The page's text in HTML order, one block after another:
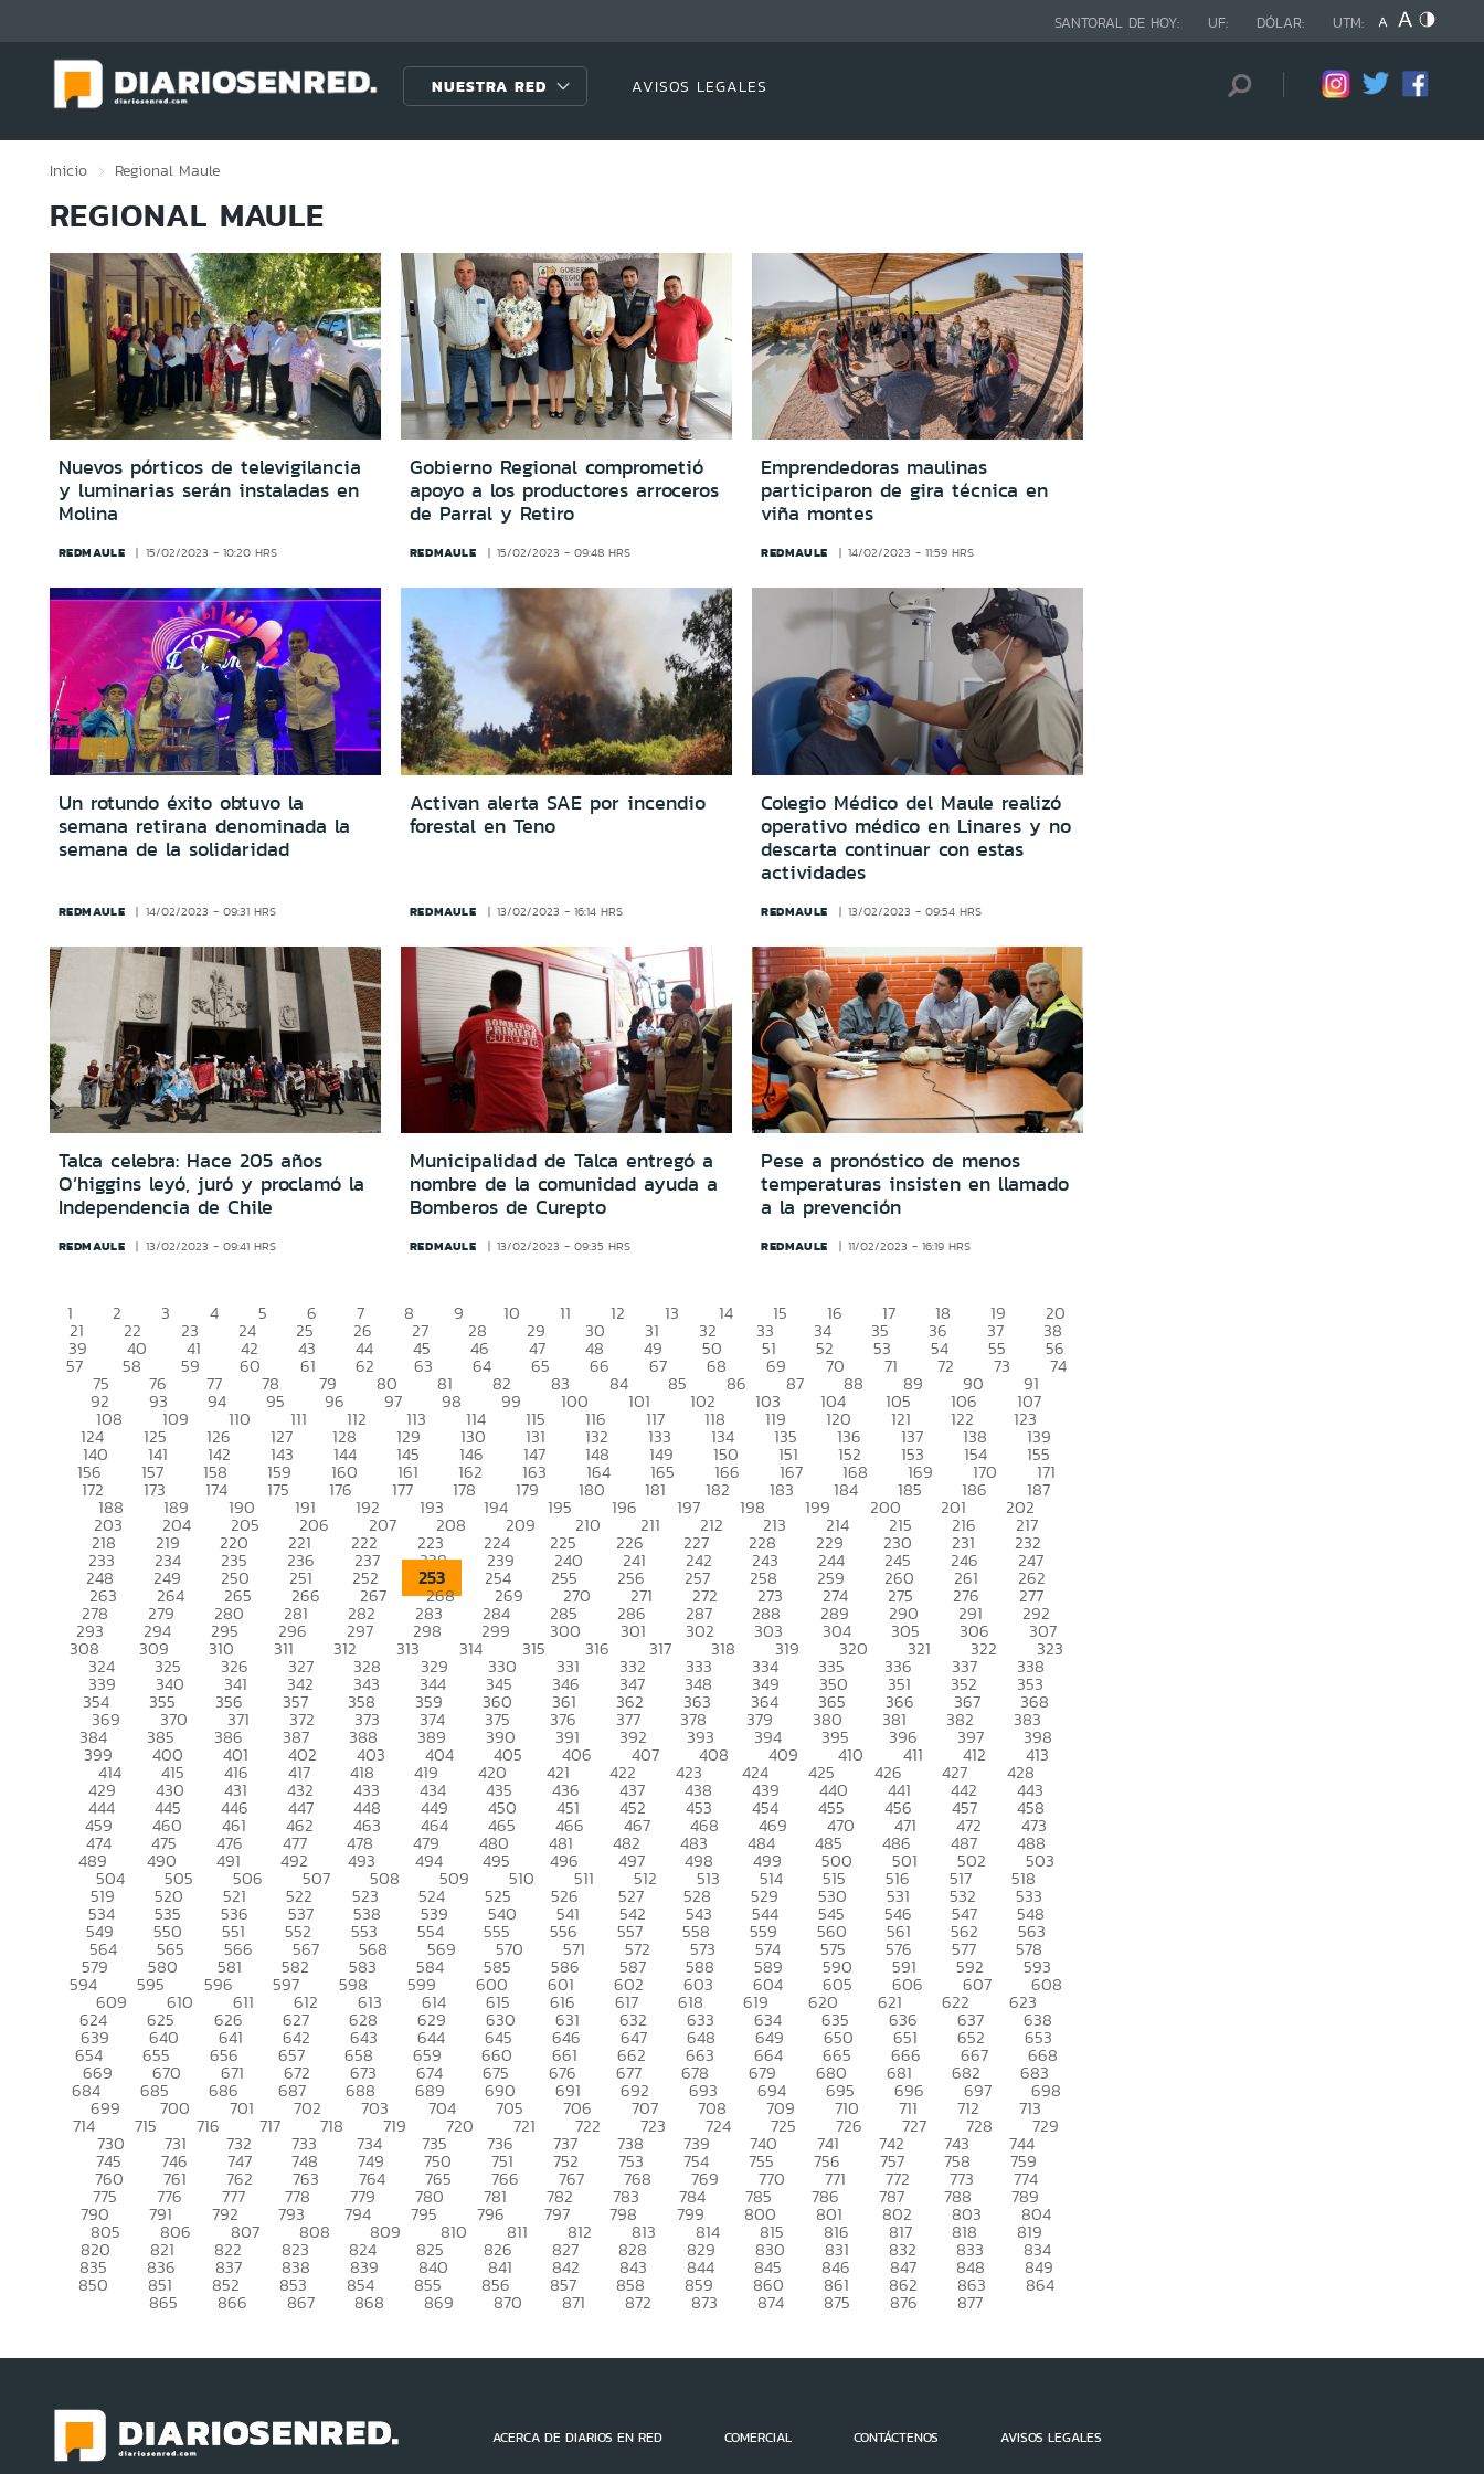
SANTORAL DE HOY: UF: DÓLAR: UTM:
NUESTRA RED AVISOS LEGALES
Inicio Regional Maule
REGIONAL MAULE
Nuevos pórticos de televigilancia
y luminarias serán instaladas en
Molina
REDMAULE 15/02/2023 - 10:20 HRS
Gobierno Regional comprometió
apoyo a los productores arroceros
de Parral y Retiro
REDMAULE 15/02/2023 - 09:48 HRS
Emprendedoras maulinas
participaron de gira técnica en
viña montes
REDMAULE 14/02/2023 - 11:59 HRS
Un rotundo éxito obtuvo la
semana retirana denominada la
semana de la solidaridad
REDMAULE 14/02/2023 - 09:31 HRS
Activan alerta SAE por incendio
forestal en Teno
REDMAULE 13/02/2023 - 16:14 HRS
Colegio Médico del Maule realizó
operativo médico en Linares y no
descarta continuar con estas
actividades
REDMAULE 13/02/2023 - 09:54 HRS
Talca celebra: Hace 205 años
O’higgins leyó, juró y proclamó la
Independencia de Chile
REDMAULE 13/02/2023 - 09:41 HRS
Municipalidad de Talca entregó a
nombre de la comunidad ayuda a
Bomberos de Curepto
REDMAULE 13/02/2023 - 09:35 HRS
Pese a pronóstico de menos
temperaturas insisten en llamado
a la prevención
REDMAULE 11/02/2023 - 16:19 HRS
1 2 3 4 5 6 7 8 9 10 11 12 13 14 15 16 17 18 19 20
21 22 23 24 25 26 27 28 29 30 31 32 33 34 35 36 37 38
39 40 41 42 43 44 45 46 47 48 49 50 51 52 53 54 55 56
57 58 59 60 61 62 63 64 65 66 67 68 69 70 71 72 73 74
75 76 77 78 79 80 81 82 83 84 85 86 87 88 89 90 91
92 93 94 95 96 97 98 99 100 101 102 103 104 105 106 107
108 109 110 111 112 113 114 115 116 117 118 119 120 121 122 123
124 125 126 127 128 129 130 131 132 133 134 135 136 137 138 139
140 141 142 143 144 145 146 147 148 149 150 151 152 153 154 155
156 157 158 159 160 161 162 163 164 165 166 167 168 169 170 171
172 173 174 175 176 177 178 179 180 181 182 183 184 185 186 187
188 189 190 191 192 193 194 195 196 197 198 199 200 201 202
203 204 205 206 207 208 209 210 211 212 213 214 215 216 217
218 219 220 221 222 223 224 225 226 227 228 229 230 231 232
233 234 235 236 237 238 239 240 241 242 243 244 245 246 247
248 249 250 251 252 253 254 255 256 257 258 259 260 261 262
263 264 265 266 267 268 269 270 271 272 273 274 275 276 277
278 279 280 281 282 283 284 285 286 287 288 289 290 291 292
293 294 295 296 297 298 299 300 301 302 303 304 305 306 307
308 309 310 311 312 313 314 315 316 317 318 319 320 321 322 323
324 325 326 327 328 329 330 331 332 333 334 335 336 337 338
339 340 341 342 343 344 345 346 347 348 349 350 351 352 353
354 355 356 357 358 359 360 361 362 363 364 365 366 367 368
369 370 371 372 373 374 375 376 377 378 379 380 381 382 383
384 385 386 387 388 389 390 391 392 393 394 395 396 397 398
399 400 401 402 403 404 405 406 407 408 409 410 411 412 413
414 415 416 417 418 419 420 421 422 423 424 425 426 427 428
429 430 431 432 433 434 435 436 437 438 439 440 441 442 443
444 445 446 447 448 449 450 451 452 453 454 455 456 457 458
459 460 461 462 463 464 465 466 467 468 469 470 471 472 473
474 475 476 477 478 479 480 481 482 483 484 485 486 487 488
489 490 491 492 493 494 495 496 497 498 499 500 501 502 503
504 505 506 507 508 509 510 511 512 513 514 515 516 517 518
519 520 521 522 523 524 525 526 527 528 529 530 531 532 533
534 535 536 537 538 539 540 541 542 543 544 545 546 547 548
549 550 551 552 553 554 555 556 557 558 559 560 561 562 563
564 565 566 567 568 569 570 571 572 573 574 575 576 577 578
579 580 581 582 583 584 585 586 587 588 589 590 591 592 593
594 595 596 597 598 599 600 601 602 603 604 605 606 607 608
609 610 611 612 613 614 615 616 617 618 619 620 621 622 623
624 625 626 627 628 629 630 631 632 633 634 635 636 637 638
639 640 641 642 643 644 645 646 647 648 649 650 651 652 653
654 655 656 657 658 659 660 661 662 663 664 665 666 667 668
669 670 671 672 673 674 675 676 677 678 679 680 681 682 683
684 685 686 687 688 689 690 691 692 693 694 695 696 697 698
699 700 701 702 703 704 705 706 707 708 709 710 711 712 713
714 715 716 717 718 719 720 721 722 723 724 725 726 727 728 729
730 731 732 733 734 735 736 737 738 739 740 741 742 743 744
745 746 747 748 749 750 751 752 753 754 755 756 757 758 759
760 761 762 763 764 765 766 767 768 769 770 771 772 773 774
775 776 777 778 779 780 781 782 783 784 785 786 787 788 789
790 791 792 793 794 795 796 797 798 799 800 801 802 803 804
805 806 807 808 809 810 811 812 813 814 815 816 817 818 819
820 821 822 823 824 825 826 827 828 829 830 831 832 833 834
835 836 837 838 839 840 841 842 843 844 845 846 847 848 849
850 851 852 853 854 855 856 857 858 859 860 861 862 863 864
865 866 867 868 869 870 871 872 873 874 875 876 877
ACERCA DE DIARIOS EN RED COMERCIAL CONTÁCTENOS AVISOS LEGALES